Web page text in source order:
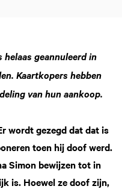
geannuleerd in
Kaartkopers hebben
van hun aankoop.
wordt gezegd dat dat is
toen hij doof werd.
Simon bewijzen tot in
is. Hoewel ze doof zijn,